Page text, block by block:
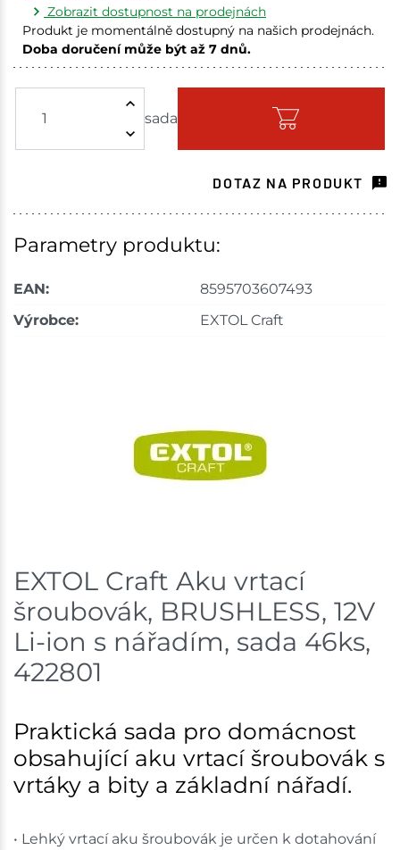
sada
Zobrazit dostupnost na prodejnách
Produkt je momentálně dostupný na našich prodejnách.
Doba doručení může být až 7 dnů.
Skladem na prodejně - doručení do 7 dnů
Velké Meziříčí 1 sada
Skladové množství na prodejnách je pouze orientační.
Ceny na prodejnách se mohou lišit od cen na e-
DOTAZ NA PRODUKT
Parametry produktu:
EAN:
8595703607493
Výrobce:
EXTOL Craft
EXTOL Craft Aku vrtací
šroubovák, BRUSHLESS, 12V
Li-ion s nářadím, sada 46ks,
422801
Praktická sada pro domácnost
obsahující aku vrtací šroubovák s
vrtáky a bity a základní nářadí.
• Lehký vrtací aku šroubovák je určen k dotahování